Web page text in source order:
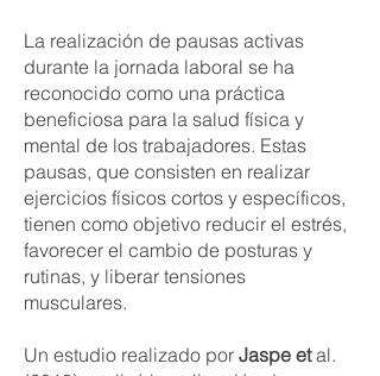
La realización de pausas activas
durante la jornada laboral se ha
reconocido como una práctica
beneficiosa para la salud física y
mental de los trabajadores. Estas
pausas, que consisten en realizar
ejercicios físicos cortos y específicos,
tienen como objetivo reducir el estrés,
favorecer el cambio de posturas y
rutinas, y liberar tensiones
musculares.
Un estudio realizado por Jaspe etal.